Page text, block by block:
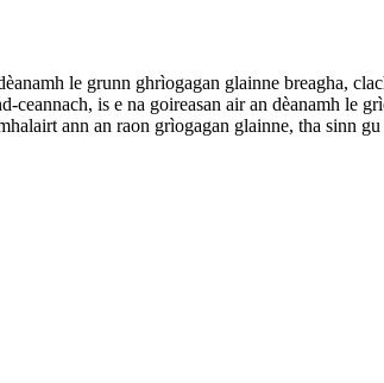
le grunn ghrìogagan glainne breagha,
is e na goireasan air an dèanamh le
ann an raon grìogagan glainne, tha sinn